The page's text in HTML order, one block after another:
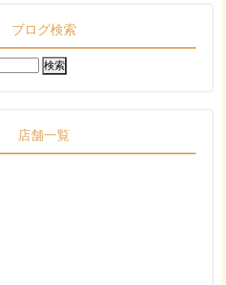
ブログ検索
店舗一覧